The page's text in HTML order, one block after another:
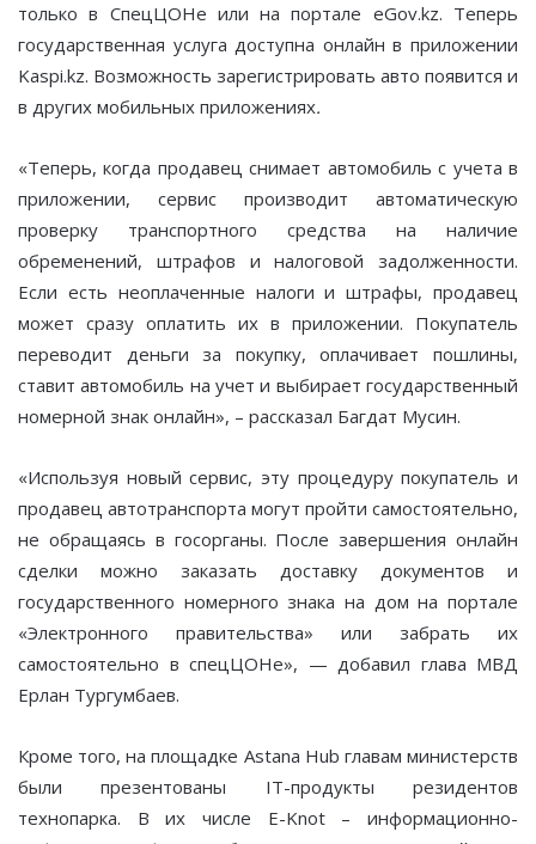
только в СпецЦОНе или на портале eGov.kz. Теперь
государственная услуга доступна онлайн в приложении
Kaspi.kz. Возможность зарегистрировать авто появится и
в других мобильных приложениях.
«Теперь, когда продавец снимает автомобиль с учета в
приложении, сервис производит автоматическую
проверку транспортного средства на наличие
обременений, штрафов и налоговой задолженности.
Если есть неоплаченные налоги и штрафы, продавец
может сразу оплатить их в приложении. Покупатель
переводит деньги за покупку, оплачивает пошлины,
ставит автомобиль на учет и выбирает государственный
номерной знак онлайн», – рассказал Багдат Мусин.
«Используя новый сервис, эту процедуру покупатель и
продавец автотранспорта могут пройти самостоятельно,
не обращаясь в госорганы. После завершения онлайн
сделки можно заказать доставку документов и
государственного номерного знака на дом на портале
«Электронного правительства» или забрать их
самостоятельно в спецЦОНе», — добавил глава МВД
Ерлан Тургумбаев.
Кроме того, на площадке Astana Hub главам министерств
были презентованы IT-продукты резидентов
технопарка. В их числе E-Knot – информационно-